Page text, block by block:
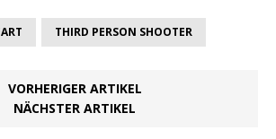
THIRD PERSON SHOOTER
VORHERIGER ARTIKEL
NÄCHSTER ARTIKEL